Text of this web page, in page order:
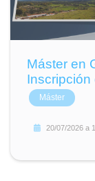
Máster en
Inscripción
Máster
20/07/2026 a